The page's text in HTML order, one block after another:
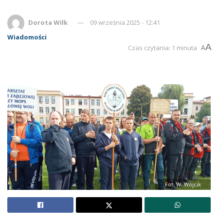
Dorota Wilk
09 września 2025 - 12:41
Wiadomości
Czas czytania: 1 minuta AA
Fot. W. Wójcik